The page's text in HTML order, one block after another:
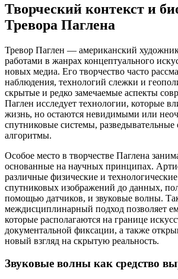
Творческий контекст и
Тревора Паглена
Тревор Паглен — американский
работами в жанрах концептуального
новых медиа. Его творчество часто
наблюдения, технологий слежки и
скрытые и редко замечаемые аспекты
Паглен исследует технологии, которые
жизнь, но остаются невидимыми или
спутниковые системы,
алгоритмы.
Особое место в творчестве Паглена
основанные на научных принципах.
различные физические и
спутниковых изображений до данных,
помощью датчиков, и звуковые волны.
междисциплинарный подход позволяет
которые располагаются на границе
документальной фиксации, а также
новый взгляд на скрытую реальность.
Звуковые волны как средство